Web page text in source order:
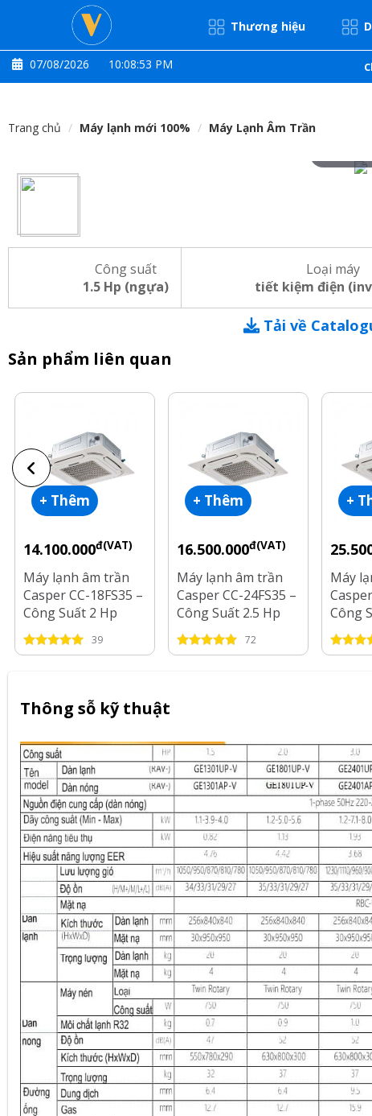
Thương hiệu
07/08/2026 10:08:53 PM
Trang chủ Máy lạnh mới 100% Máy Lạnh Âm Trần
Công suất
1.5 Hp (ngựa)
Loại máy
tiết kiệm điện
Tải về
Sản phẩm liên quan
+ Thêm
14.100.000đ(VAT)
Máy lạnh âm trần
Casper CC-18FS35 –
Công Suất 2 Hp
39
+ Thêm
16.500.000đ(VAT)
Máy lạnh âm trần
Casper CC-24FS35 –
Công Suất 2.5 Hp
72
+
Máy
Công
Thông sỗ kỹ thuật